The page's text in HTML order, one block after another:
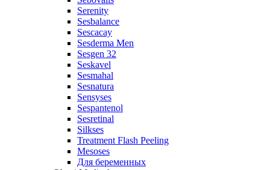
Serenity
Sesbalance
Sescacay
Sesderma Men
Sesgen 32
Seskavel
Sesmahal
Sesnatura
Sensyses
Sespantenol
Sesretinal
Silkses
Treatment Flash Peeling
Mesoses
Для беременных